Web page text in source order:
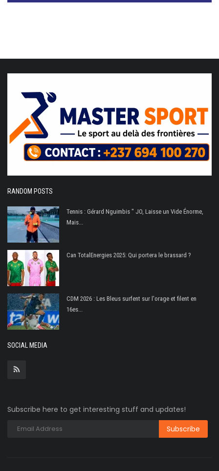
RANDOM POSTS
Tennis : Gérard Nguimbis " JO, Laisse un Vide Énorme,
Mais...
Can TotalEnergies 2025: Qui portera le brassard ?
CDM 2026 : Les Bleus surfent sur l'orage et filent en
16es...
SOCIAL MEDIA
Subscribe here to get interesting stuff and updates!